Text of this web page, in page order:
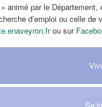
animé par le Département,
d’emploi ou celle
ou sur
Se